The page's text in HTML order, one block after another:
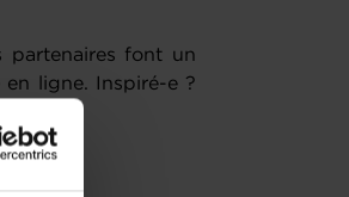
partenaires font un
ligne. Inspiré-e ?